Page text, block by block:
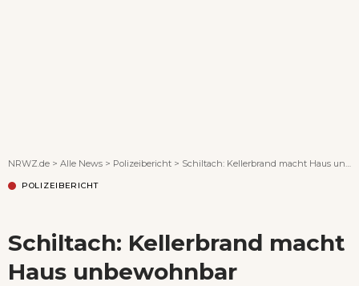
NRWZ.de > Alle News > Polizeibericht > Schiltach: Kellerbrand macht Haus unbewohnbar
POLIZEIBERICHT
Schiltach: Kellerbrand macht
Haus unbewohnbar